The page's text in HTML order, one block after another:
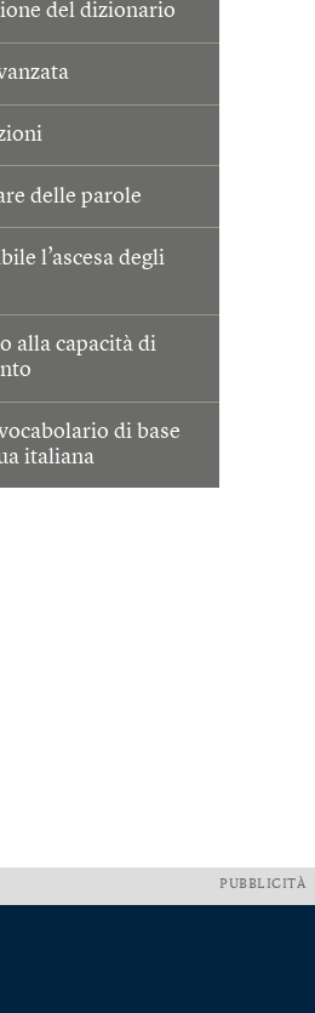
del dizionario
delle parole
l’ascesa degli
alla capacità di
di base
italiana
PUBBLICITÀ